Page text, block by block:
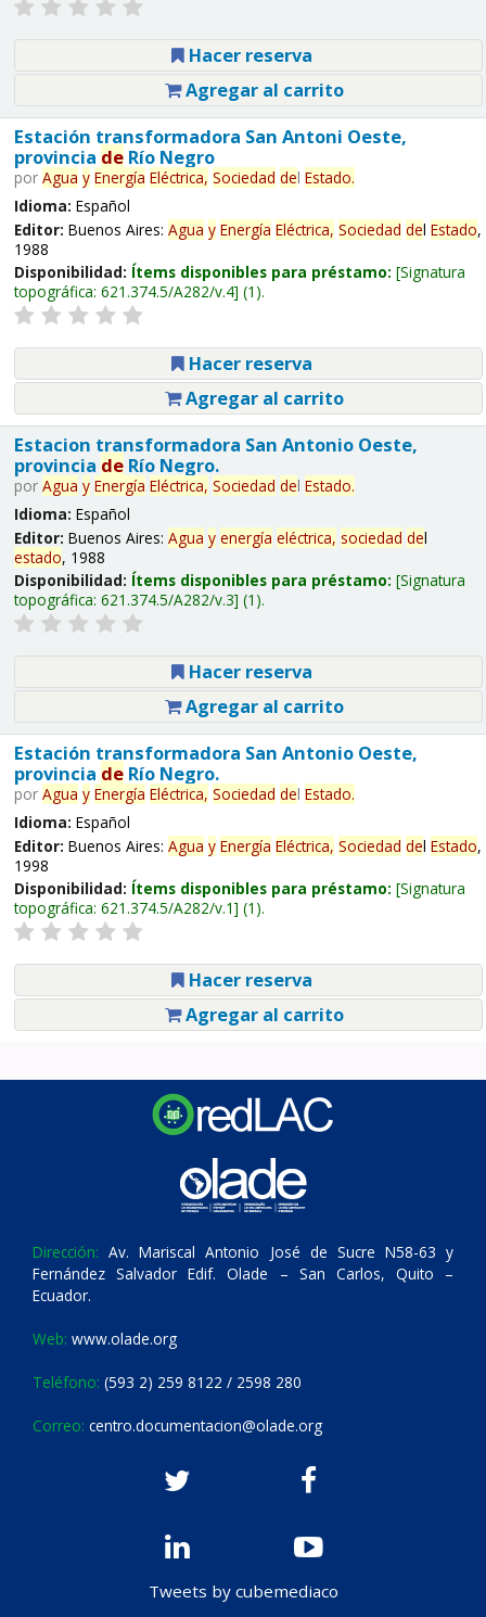
Hacer reserva
Agregar al carrito
Estación transformadora San Antoni Oeste,
provincia deRío Negro
por Agua y Energía Eléctrica, Sociedad del Estado.
Idioma: Español
Editor: Buenos Aires: Agua y Energía Eléctrica, Sociedad del Estado,
1988
Disponibilidad: Ítems disponibles para préstamo: Signatura
topográfica: 621.374.5/A282/v.4 (1).
Hacer reserva
Agregar al carrito
Estacion transformadora San Antonio Oeste,
provincia deRío Negro.
por Agua y Energía Eléctrica, Sociedad del Estado.
Idioma: Español
Editor: Buenos Aires: Agua y energía eléctrica, sociedad del
estado, 1988
Disponibilidad: Ítems disponibles para préstamo: Signatura
topográfica: 621.374.5/A282/v.3 (1).
Hacer reserva
Agregar al carrito
Estación transformadora San Antonio Oeste,
provincia deRío Negro.
por Agua y Energía Eléctrica, Sociedad del Estado.
Idioma: Español
Editor: Buenos Aires: Agua y Energía Eléctrica, Sociedad del Estado,
1998
Disponibilidad: Ítems disponibles para préstamo: Signatura
topográfica: 621.374.5/A282/v.1 (1).
Hacer reserva
Agregar al carrito
Dirección: Av. Mariscal Antonio José de Sucre N58-63 y
Fernández Salvador Edif. Olade – San Carlos, Quito –
Ecuador.
Web: www.olade.org
Teléfono: (593 2) 259 8122 / 2598 280
Correo: centro.documentacion@olade.org
Tweets by cubemediaco